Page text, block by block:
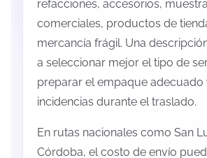
refacciones, accesorios,
comerciales, productos de
mercancía frágil. Una
a seleccionar mejor el tipo de
preparar el empaque adecuado
incidencias durante el traslado.
En rutas nacionales como San
Córdoba, el costo de envío